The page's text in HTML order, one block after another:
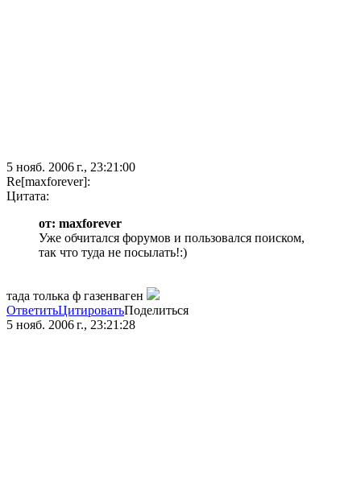
5 нояб. 2006 г., 23:21:00
Re[maxforever]:
Цитата:
от: maxforever
Уже обчитался форумов и пользовался поиском,
так что туда не посылать!:)
тада толька ф газенваген
ОтветитьЦитироватьПоделиться
5 нояб. 2006 г., 23:21:28